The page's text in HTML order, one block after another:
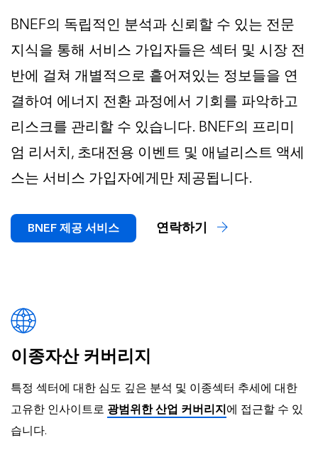
BNEF의 독립적인 분석과 신뢰할 수 있는 전문
지식을 통해 서비스 가입자들은 섹터 및 시장 전
반에 걸쳐 개별적으로 흩어져있는 정보들을 연
결하여 에너지 전환 과정에서 기회를 파악하고
리스크를 관리할 수 있습니다. BNEF의 프리미
엄 리서치, 초대전용 이벤트 및 애널리스트 액세
스는 서비스 가입자에게만 제공됩니다.
BNEF 제공 서비스 연락하기
이종자산 커버리지
특정 섹터에 대한 심도 깊은 분석 및 이종섹터 추세에 대한
고유한 인사이트로 광범위한 산업 커버리지에 접근할 수 있
습니다.